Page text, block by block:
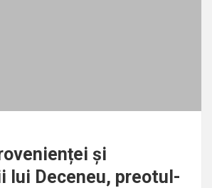
și
lui Deceneu, preotul-